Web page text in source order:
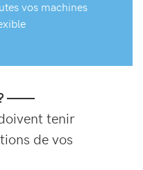
vos machines
? ——
tenir
de vos